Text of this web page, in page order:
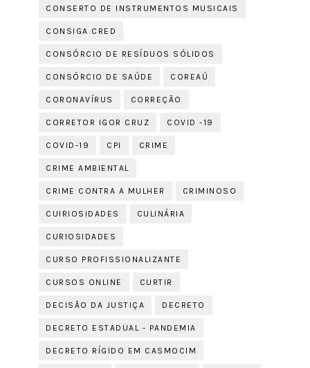
CONSERTO DE INSTRUMENTOS MUSICAIS
CONSIGA CRED
CONSÓRCIO DE RESÍDUOS SÓLIDOS
CONSÓRCIO DE SAÚDE COREAÚ
CORONAVÍRUS CORREÇÃO
CORRETOR IGOR CRUZ COVID -19
COVID-19 CPI CRIME
CRIME AMBIENTAL
CRIME CONTRA A MULHER CRIMINOSO
CUIRIOSIDADES CULINÁRIA
CURIOSIDADES
CURSO PROFISSIONALIZANTE
CURSOS ONLINE CURTIR
DECISÃO DA JUSTIÇA DECRETO
DECRETO ESTADUAL - PANDEMIA
DECRETO RÍGIDO EM CASMOCIM